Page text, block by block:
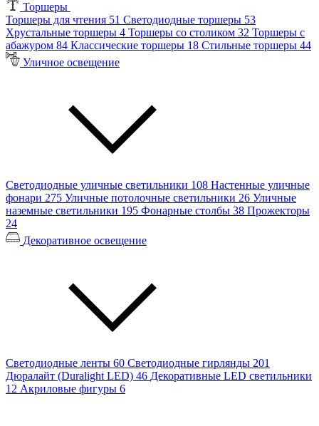
Торшеры
Торшеры для чтения 51 Светодиодные торшеры 53
Хрустальные торшеры 4 Торшеры со столиком 32 Торшеры с
абажуром 84 Классические торшеры 18 Стильные торшеры 44
Уличное освещение
Светодиодные уличные светильники 108 Настенные уличные
фонари 275 Уличные потолочные светильники 26 Уличные
наземные светильники 195 Фонарные столбы 38 Прожекторы
24
Декоративное освещение
Светодиодные ленты 60 Светодиодные гирлянды 201
Дюралайт (Duralight LED) 46 Декоративные LED светильники
12 Акриловые фигуры 6